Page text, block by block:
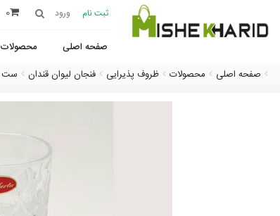
ثبت نام ورود 0
صفحه اصلی محصولات
صفحه اصلی
محصولات ظروف پذیرایی فنجان لیوان قندان ست 6 نفره لیوان آنجلیکا